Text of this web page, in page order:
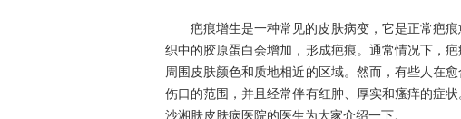
疤痕增生是一种常见的皮肤病变，它是正常疤
织中的胶原蛋白会增加，形成疤痕。通常情况下，
周围皮肤颜色和质地相近的区域。然而，有些人在
伤口的范围，并且经常伴有红肿、厚实和瘙痒的症
沙湘肤皮肤病医院的医生为大家介绍一下。